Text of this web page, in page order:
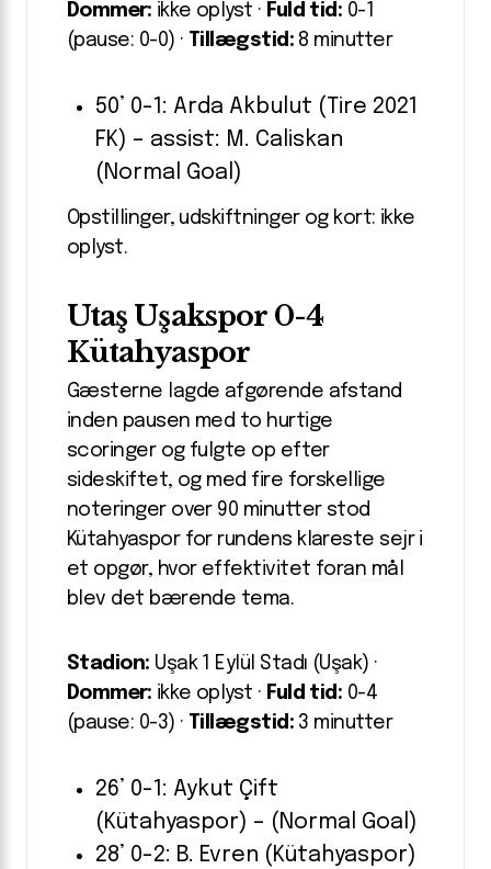
Dommer: ikke oplyst · Fuld tid: 0-1
(pause: 0-0) · Tillægstid:8 minutter
50’ 0-1: Arda Akbulut (Tire 2021
FK) – assist: M. Caliskan
(Normal Goal)
Opstillinger, udskiftninger og kort: ikke
oplyst.
Utaş Uşakspor 0-4
Kütahyaspor
Gæsterne lagde afgørende afstand
inden pausen med to hurtige
scoringer og fulgte op efter
sideskiftet, og med fire forskellige
noteringer over 90 minutter stod
Kütahyaspor for rundens klareste sejr i
et opgør, hvor effektivitet foran mål
blev det bærende tema.
Stadion: Uşak 1 Eylül Stadı (Uşak) ·
Dommer: ikke oplyst · Fuld tid: 0-4
(pause: 0-3) · Tillægstid:3 minutter
26’ 0-1: Aykut Çift
(Kütahyaspor) – (Normal Goal)
28’ 0-2: B. Evren (Kütahyaspor)